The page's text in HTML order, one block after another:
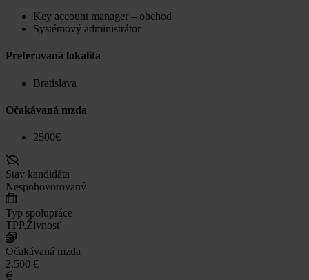
Key account manager – obchod
Systémový administrátor
Preferovaná lokalita
Bratislava
Očakávaná mzda
2500€
Stav kandidáta
Nespohovorovaný
Typ spolupráce
TPP,Živnosť
Očakávaná mzda
2.500 €